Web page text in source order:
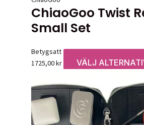
ChiaoGoo Twist
Small Set
Betygsatt 0av 5
1725,00kr VÄLJ